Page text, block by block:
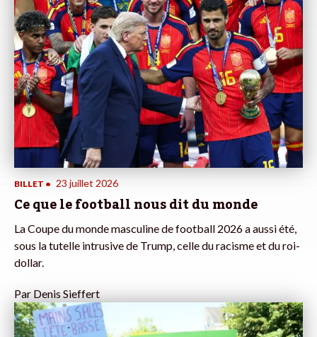
BILLET • 23 juillet 2026
Ce que le football nous dit du monde
La Coupe du monde masculine de football 2026 a aussi été,
sous la tutelle intrusive de Trump, celle du racisme et du roi-
dollar.
Par Denis Sieffert